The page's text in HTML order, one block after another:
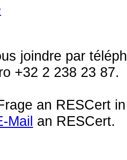
joindre par
+32 2 238 23 87.
an RESCert
Mail an RESCert.